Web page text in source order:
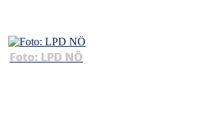
Foto: LPD NÖ